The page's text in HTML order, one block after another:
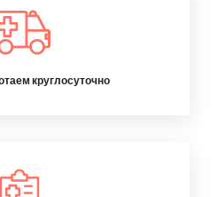
круглосуточно